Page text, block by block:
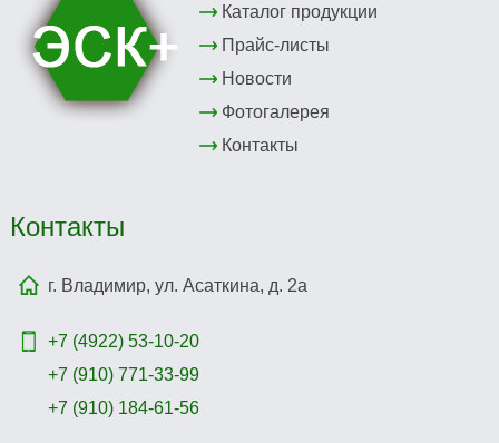
Каталог продукции
Прайс-листы
Новости
Фотогалерея
Контакты
Контакты
г. Владимир, ул. Асаткина, д. 2а
+7 (4922) 53-10-20
+7 (910) 771-33-99
+7 (910) 184-61-56